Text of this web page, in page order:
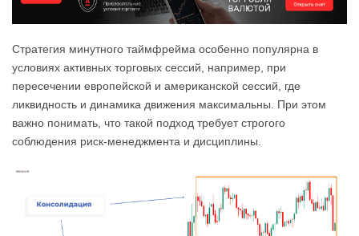
Стратегия минутного таймфрейма особенно популярна в
условиях активных торговых сессий, например, при
пересечении европейской и американской сессий, где
ликвидность и динамика движения максимальны. При этом
важно понимать, что такой подход требует строгого
соблюдения риск-менеджмента и дисциплины.